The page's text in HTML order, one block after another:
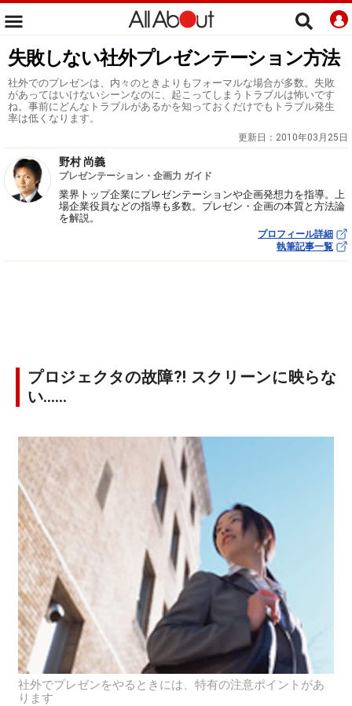
失敗しない社外プレゼンテーション方法
社外でのプレゼンは、内々のときよりもフォーマルな場合が多数。失敗
があってはいけないシーンなのに、起こってしまうトラブルは怖いです
ね。事前にどんなトラブルがあるかを知っておくだけでもトラブル発生
率は低くなります。
更新日： 2010年03月25日
野村 尚義
プレゼンテーション・企画力 ガイド
業界トップ企業にプレゼンテーションや企画発想力を指導。上
場企業役員などの指導も多数。プレゼン・企画の本質と方法論
を解説。
プロフィール詳細
執筆記事一覧
プロジェクタの故障?! スクリーンに映らな
い……
社外でプレゼンをやるときには、特有の注意ポイントがあ
ります